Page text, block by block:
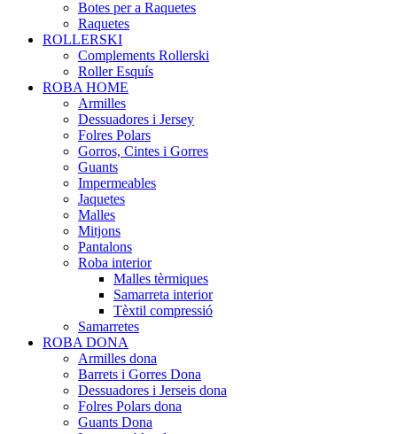
Botes per a Raquetes
Raquetes
ROLLERSKI
Complements Rollerski
Roller Esquís
ROBA HOME
Armilles
Dessuadores i Jersey
Folres Polars
Gorros, Cintes i Gorres
Guants
Impermeables
Jaquetes
Malles
Mitjons
Pantalons
Roba interior
Malles tèrmiques
Samarreta interior
Tèxtil compressió
Samarretes
ROBA DONA
Armilles dona
Barrets i Gorres Dona
Dessuadores i Jerseis dona
Folres Polars dona
Guants Dona